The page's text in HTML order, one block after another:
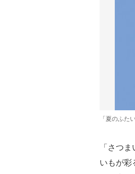
「夏のふた
「さつ
いもが彩